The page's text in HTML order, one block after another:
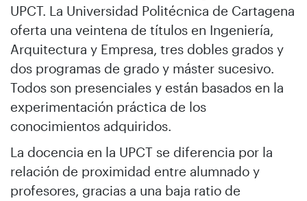
UPCT. La Universidad Politécnica de Cartagena
oferta una veintena de títulos en Ingeniería,
Arquitectura y Empresa, tres dobles grados y
dos programas de grado y máster sucesivo.
Todos son presenciales y están basados en la
experimentación práctica de los
conocimientos adquiridos.
La docencia en la UPCT se diferencia por la
relación de proximidad entre alumnado y
profesores, gracias a una baja ratio de